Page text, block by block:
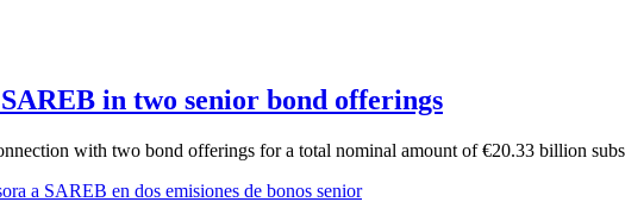
in two senior bond offerings
with two bond offerings for a total nominal amount of €20.33 billion
a SAREB en dos emisiones de bonos senior